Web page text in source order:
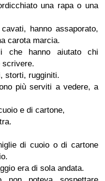
una rapa o una
hanno assaporato,
carota marcia.
che hanno aiutato chi
scrivere.
storti, rugginiti.
più serviti a vedere, a
e di cartone,
di cuoio o di cartone
era di sola andata.